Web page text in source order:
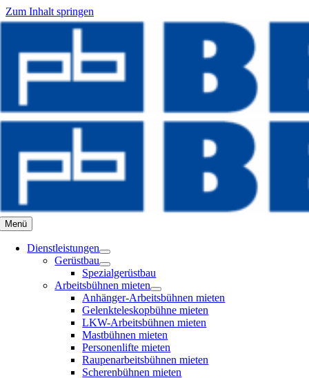
Zum Inhalt springen
Menü
Dienstleistungen
Gerüstbau
Spezialgerüstbau
Arbeitsbühnen mieten
Anhänger-Arbeitsbühnen mieten
Gelenkteleskopbühne mieten
LKW-Arbeitsbühnen mieten
Mastbühnen mieten
Personenlifte mieten
Raupenarbeitsbühnen mieten
Scherenbühnen mieten